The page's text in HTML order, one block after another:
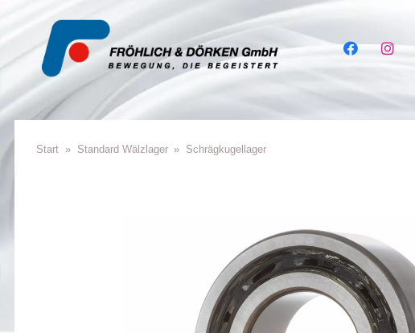
Start » Standard Wälzla­ger » Schräg­ku­gel­la­ger